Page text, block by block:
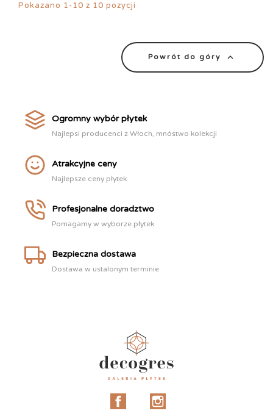
Pokazano 1-10 z 10 pozycji
Powrót do góry 
Ogromny wybór płytek
Najlepsi producenci z Włoch, mnóstwo kolekcji
Atrakcyjne ceny
Najlepsze ceny płytek
Profesjonalne doradztwo
Pomagamy w wyborze płytek
Bezpieczna dostawa
Dostawa w ustalonym terminie
Facebook